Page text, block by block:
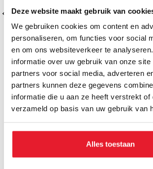
Deze website maakt gebruik van
We gebruiken cookies om content en
personaliseren, om functies voor social
en om ons websiteverkeer te
informatie over uw gebruik van onze site
partners voor social media, adverteren
partners kunnen deze gegevens
informatie die u aan ze heeft verstrekt of
verzameld op basis van uw gebruik van
Alles toestaan
Rumble Kickboksshort RS-89
€44.95 €34.95